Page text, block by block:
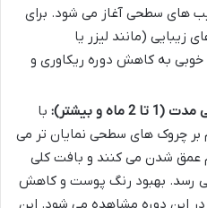
های سطحی آغاز می شود. برای
(مانند لیزر یا
خوبی به کاهش دوره ریکاوری و
و بیشتر):
با
بر چروک های سطحی نمایان تر می
عمق شدن می کنند و بافت کلی
رسد. بهبود رنگ پوست و کاهش
در این دوره مشاهده می شود. این